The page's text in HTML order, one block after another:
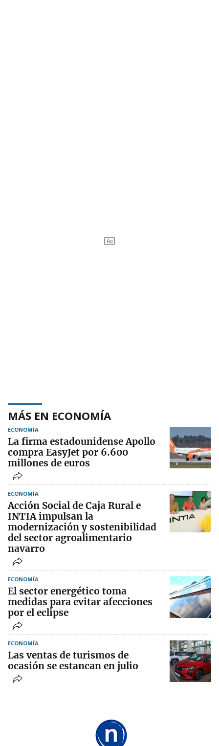
MÁS EN ECONOMÍA
ECONOMÍA
La firma estadounidense Apollo
compra EasyJet por 6.600
millones de euros
ECONOMÍA
Acción Social de Caja Rural e
INTIA impulsan la
modernización y sostenibilidad
del sector agroalimentario
navarro
ECONOMÍA
El sector energético toma
medidas para evitar afecciones
por el eclipse
ECONOMÍA
Las ventas de turismos de
ocasión se estancan en julio